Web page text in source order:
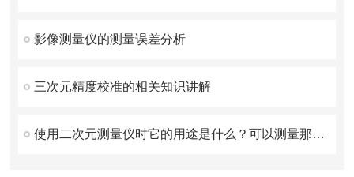
影像测量仪的测量误差分析
三次元精度校准的相关知识讲解
使用二次元测量仪时它的用途是什么？可以测量那些对象？